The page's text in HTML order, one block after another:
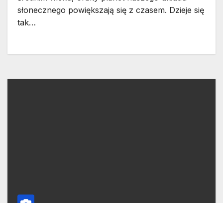
słonecznego powiększają się z czasem. Dzieje się
tak…